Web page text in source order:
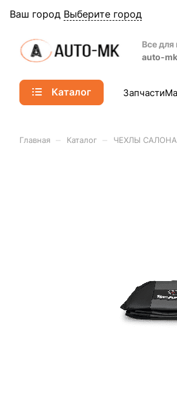
Ваш город Выберите город
Все
auto-
Каталог Запчасти
Главная Каталог ЧЕХЛЫ